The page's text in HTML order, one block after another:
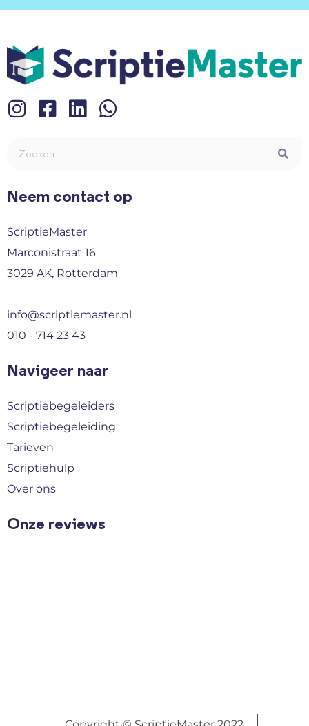
Neem contact op
ScriptieMaster
Marconistraat 16
3029 AK, Rotterdam
info@scriptiemaster.nl
010 - 714 23 43
Navigeer naar
Scriptiebegeleiders
Scriptiebegeleiding
Tarieven
Scriptiehulp
Over ons
Onze reviews